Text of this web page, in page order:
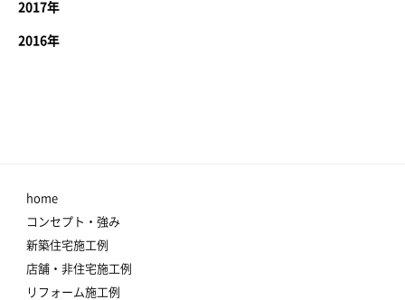
2017年
2016年
home
コンセプト・強み
新築住宅施工例
店舗・非住宅施工例
リフォーム施工例